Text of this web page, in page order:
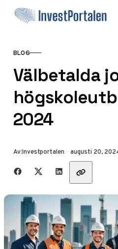
Hoppa till innehåll
KATEGORI
BLOG
Välbetalda
2024
Av:Investportalen Publicerad
augusti 20,
Dela med vänner